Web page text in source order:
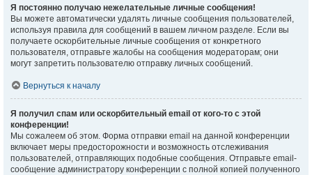
Я постоянно получаю нежелательные личные сообщения!
Вы можете автоматически удалять личные сообщения пользователей,
используя правила для сообщений в вашем личном разделе. Если вы
получаете оскорбительные личные сообщения от конкретного
пользователя, отправьте жалобы на сообщения модераторам; они
могут запретить пользователю отправку личных сообщений.
Вернуться к началу
Я получил спам или оскорбительный email от кого-то с этой
конференции!
Мы сожалеем об этом. Форма отправки email на данной конференции
включает меры предосторожности и возможность отслеживания
пользователей, отправляющих подобные сообщения. Отправьте email-
сообщение администратору конференции с полной копией полученного